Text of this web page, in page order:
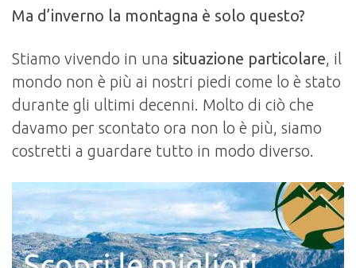
Ma d’inverno la montagna è solo questo?
Stiamo vivendo in una situazione particolare, il
mondo non è più ai nostri piedi come lo è stato
durante gli ultimi decenni. Molto di ciò che
davamo per scontato ora non lo è più, siamo
costretti a guardare tutto in modo diverso.